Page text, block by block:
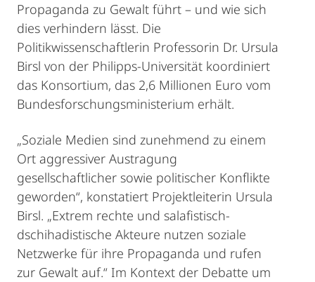
Propaganda zu Gewalt führt – und wie sich
dies verhindern lässt. Die
Politikwissenschaftlerin Professorin Dr. Ursula
Birsl von der Philipps-Universität koordiniert
das Konsortium, das 2,6 Millionen Euro vom
Bundesforschungsministerium erhält.
„Soziale Medien sind zunehmend zu einem
Ort aggressiver Austragung
gesellschaftlicher sowie politischer Konflikte
geworden“, konstatiert Projektleiterin Ursula
Birsl. „Extrem rechte und salafistisch-
dschihadistische Akteure nutzen soziale
Netzwerke für ihre Propaganda und rufen
zur Gewalt auf.“ Im Kontext der Debatte um